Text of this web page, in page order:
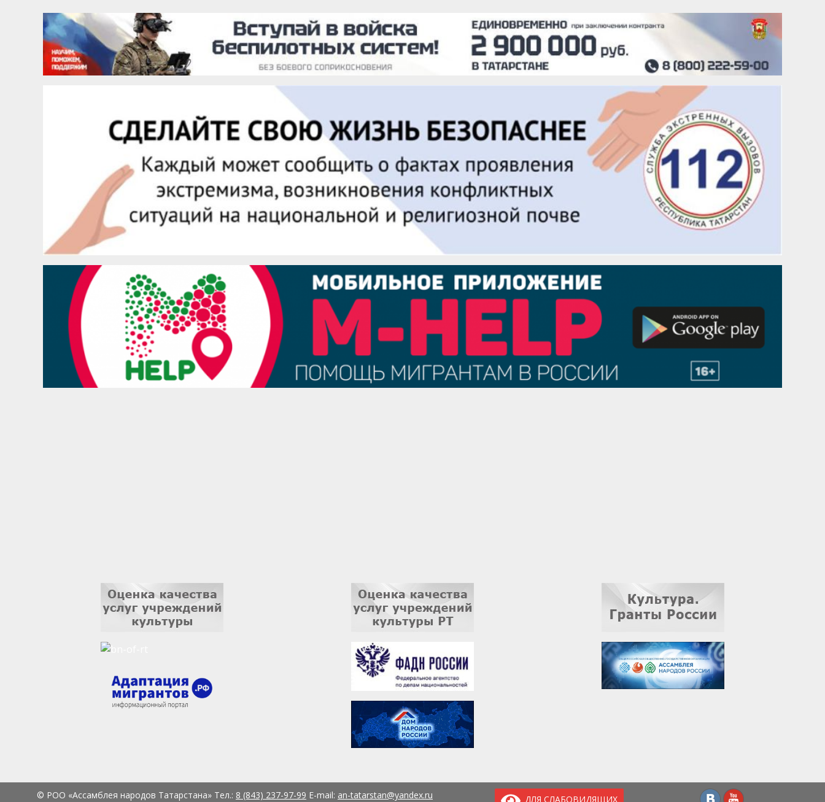
22 августа
Евгений Ефимов
25 августа
Сэсэгма Бубеева
28 августа
Чингиз Мустафаев
29 августа
Надежда Рослова
1 сентября
Гали Хасанов
Владислав Тома
ДЛЯ СЛАБОВИДЯЩИХ
© РОО «Ассамблея народов Татарстана» Тел.: 8 (843) 237-97-99 E-mail: an-tatarstan@yandex.ru